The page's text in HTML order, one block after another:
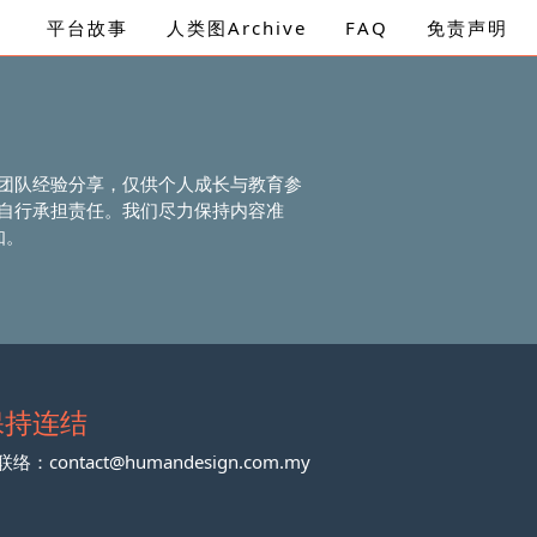
平台故事 人类图Archive FAQ 免责声明
队经验分享，仅供个人成长与教育参
行承担责任。我们尽力保持内容准
连结
络：contact@humandesign.com.my